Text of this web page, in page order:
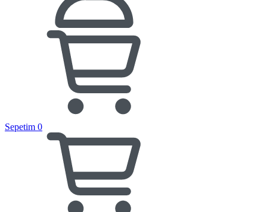
Sepetim 0